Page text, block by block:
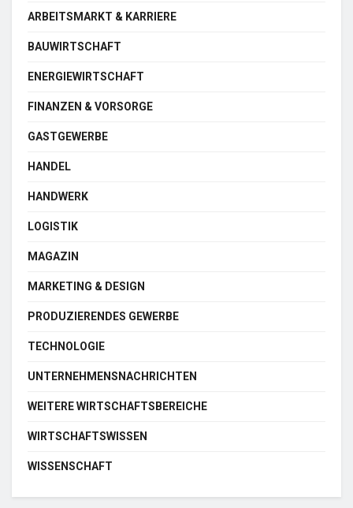
ARBEITSMARKT & KARRIERE
BAUWIRTSCHAFT
ENERGIEWIRTSCHAFT
FINANZEN & VORSORGE
GASTGEWERBE
HANDEL
HANDWERK
LOGISTIK
MAGAZIN
MARKETING & DESIGN
PRODUZIERENDES GEWERBE
TECHNOLOGIE
UNTERNEHMENSNACHRICHTEN
WEITERE WIRTSCHAFTSBEREICHE
WIRTSCHAFTSWISSEN
WISSENSCHAFT